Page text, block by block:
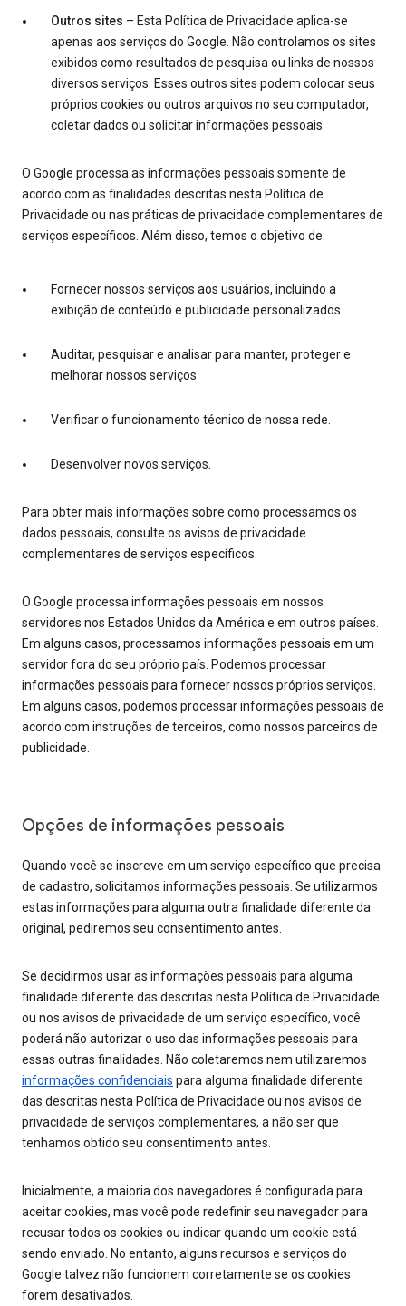
Outros sites – Esta Política de Privacidade aplica-se
apenas aos serviços do Google. Não controlamos os sites
exibidos como resultados de pesquisa ou links de nossos
diversos serviços. Esses outros sites podem colocar seus
próprios cookies ou outros arquivos no seu computador,
coletar dados ou solicitar informações pessoais.
O Google processa as informações pessoais somente de
acordo com as finalidades descritas nesta Política de
Privacidade ou nas práticas de privacidade complementares de
serviços específicos. Além disso, temos o objetivo de:
Fornecer nossos serviços aos usuários, incluindo a
exibição de conteúdo e publicidade personalizados.
Auditar, pesquisar e analisar para manter, proteger e
melhorar nossos serviços.
Verificar o funcionamento técnico de nossa rede.
Desenvolver novos serviços.
Para obter mais informações sobre como processamos os
dados pessoais, consulte os avisos de privacidade
complementares de serviços específicos.
O Google processa informações pessoais em nossos
servidores nos Estados Unidos da América e em outros países.
Em alguns casos, processamos informações pessoais em um
servidor fora do seu próprio país. Podemos processar
informações pessoais para fornecer nossos próprios serviços.
Em alguns casos, podemos processar informações pessoais de
acordo com instruções de terceiros, como nossos parceiros de
publicidade.
Opções de informações pessoais
Quando você se inscreve em um serviço específico que precisa
de cadastro, solicitamos informações pessoais. Se utilizarmos
estas informações para alguma outra finalidade diferente da
original, pediremos seu consentimento antes.
Se decidirmos usar as informações pessoais para alguma
finalidade diferente das descritas nesta Política de Privacidade
ou nos avisos de privacidade de um serviço específico, você
poderá não autorizar o uso das informações pessoais para
essas outras finalidades. Não coletaremos nem utilizaremos
informações confidenciais para alguma finalidade diferente
das descritas nesta Política de Privacidade ou nos avisos de
privacidade de serviços complementares, a não ser que
tenhamos obtido seu consentimento antes.
Inicialmente, a maioria dos navegadores é configurada para
aceitar cookies, mas você pode redefinir seu navegador para
recusar todos os cookies ou indicar quando um cookie está
sendo enviado. No entanto, alguns recursos e serviços do
Google talvez não funcionem corretamente se os cookies
forem desativados.